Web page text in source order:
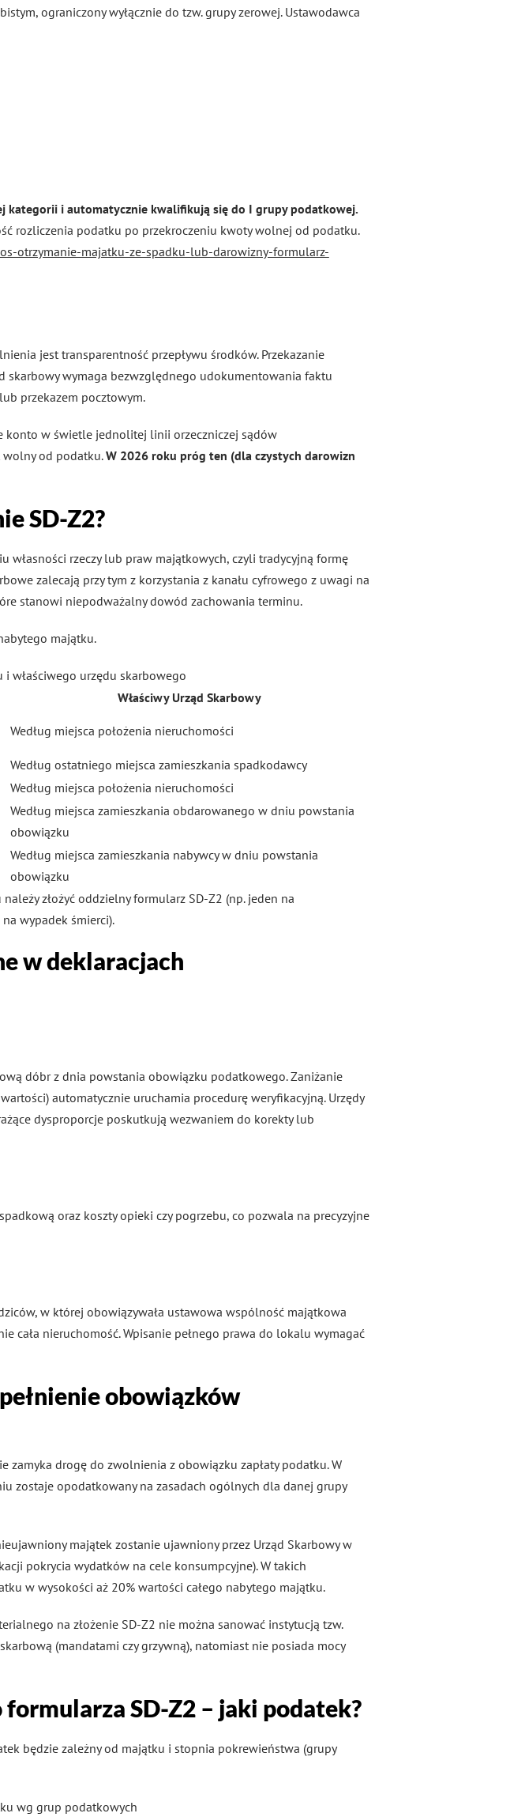
ograniczony wyłącznie do tzw. grupy zerowej. Ustawodawca
kategorii i automatycznie kwalifikują się do I grupy podatkowej.
rozliczenia podatku po przekroczeniu kwoty wolnej od podatku.
otrzymanie-majatku-ze-spadku-lub-darowizny-formularz-
jest transparentność przepływu środków. Przekazanie
skarbowy wymaga bezwzględnego udokumentowania faktu
przekazem pocztowym.
konto w świetle jednolitej linii orzeczniczej sądów
od podatku.W 2026 roku próg ten (dla czystych darowizn
SD-Z2?
własności rzeczy lub praw majątkowych, czyli tradycyjną formę
zalecają przy tym z korzystania z kanału cyfrowego z uwagi na
stanowi niepodważalny dowód zachowania terminu.
majątku.
i właściwego urzędu skarbowego
Właściwy Urząd Skarbowy
Według miejsca położenia nieruchomości
Według ostatniego miejsca zamieszkania spadkodawcy
Według miejsca położenia nieruchomości
Według miejsca zamieszkania obdarowanego w dniu powstania
obowiązku
Według miejsca zamieszkania nabywcy w dniu powstania
obowiązku
złożyć oddzielny formularz SD-Z2 (np. jeden na
wypadek śmierci).
w deklaracjach
dóbr z dnia powstania obowiązku podatkowego. Zaniżanie
automatycznie uruchamia procedurę weryfikacyjną. Urzędy
dysproporcje poskutkują wezwaniem do korekty lub
oraz koszty opieki czy pogrzebu, co pozwala na precyzyjne
w której obowiązywała ustawowa wspólność majątkowa
cała nieruchomość. Wpisanie pełnego prawa do lokalu wymagać
obowiązków
drogę do zwolnienia z obowiązku zapłaty podatku. W
zostaje opodatkowany na zasadach ogólnych dla danej grupy
majątek zostanie ujawniony przez Urząd Skarbowy w
pokrycia wydatków na cele konsumpcyjne). W takich
w wysokości aż 20% wartości całego nabytego majątku.
na złożenie SD-Z2 nie można sanować instytucją tzw.
(mandatami czy grzywną), natomiast nie posiada mocy
SD-Z2 – jaki podatek?
będzie zależny od majątku i stopnia pokrewieństwa (grupy
wg grup podatkowych